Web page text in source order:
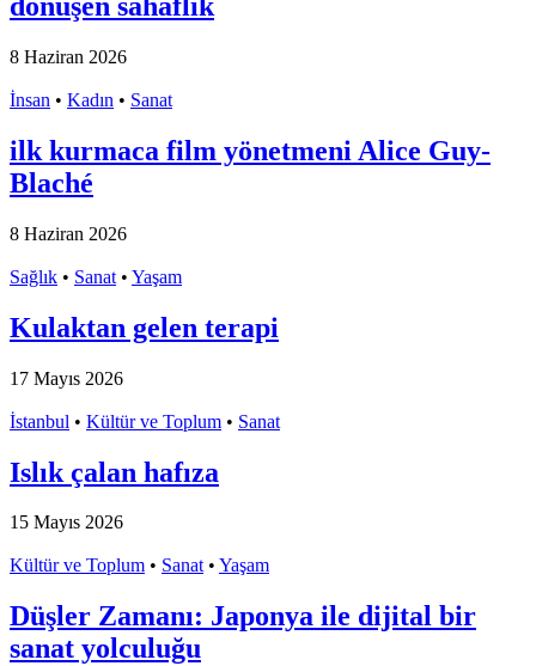
8 Haziran 2026
İnsan • Kadın • Sanat
ilk kurmaca film yönetmeni Alice Guy-
Blaché
8 Haziran 2026
Sağlık • Sanat • Yaşam
Kulaktan gelen terapi
17 Mayıs 2026
İstanbul • Kültür ve Toplum • Sanat
Islık çalan hafıza
15 Mayıs 2026
Kültür ve Toplum • Sanat • Yaşam
Düşler Zamanı: Japonya ile dijital bir
sanat yolculuğu